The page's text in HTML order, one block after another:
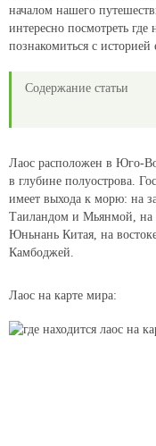
началом нашего
интересно посмотреть где
познакомиться с
Содержание статьи
Лаос расположен в Юго-
в глубине полуострова.
имеет выхода к морю: на
Таиландом и Мьянмой, на
Юньнань Китая, на
Камбоджей.
Лаос на карте мира: